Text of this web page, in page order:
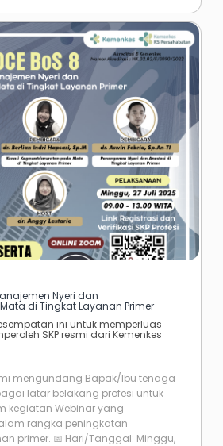
Nyeri dan
di Tingkat Layanan Primer
ini untuk memperluas
SKP resmi dari Kemenkes
mengundang Bapak/Ibu tenaga
latar belakang profesi untuk
kegiatan Webinar yang
rangka peningkatan
primer. 📅 Hari/Tanggal: Minggu,